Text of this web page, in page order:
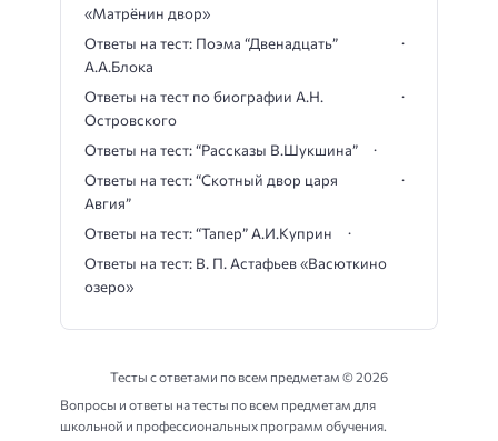
«Матрёнин двор»
Ответы на тест: Поэма “Двенадцать”
А.А.Блока
Ответы на тест по биографии А.Н.
Островского
Ответы на тест: “Рассказы В.Шукшина”
Ответы на тест: “Скотный двор царя
Авгия”
Ответы на тест: “Тапер” А.И.Куприн
Ответы на тест: В. П. Астафьев «Васюткино
озеро»
Тесты с ответами по всем предметам ©2026
Вопросы и ответы на тесты по всем предметам для
школьной и профессиональных программ обучения.